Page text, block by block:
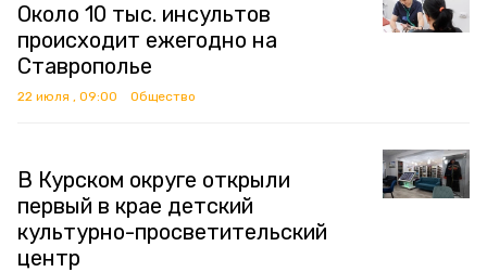
Около 10 тыс. инсультов
происходит ежегодно на
Ставрополье
22 июля , 09:00 Общество
В Курском округе открыли
первый в крае детский
культурно-просветительский
центр